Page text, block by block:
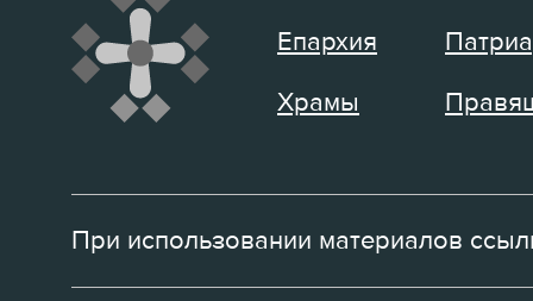
Епархия
Храмы
При использовании материалов